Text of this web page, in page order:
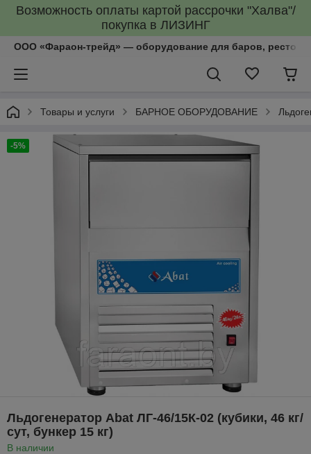
Возможность оплаты картой рассрочки "Халва"/
покупка в ЛИЗИНГ
ООО «Фараон-трейд»‎ — оборудование для баров,
Товары и услуги БАРНОЕ ОБОРУДОВАНИЕ
-5%
Льдогенератор Abat ЛГ-46/15К-02 (кубики, 46 кг/
сут, бункер 15 кг)
В наличии